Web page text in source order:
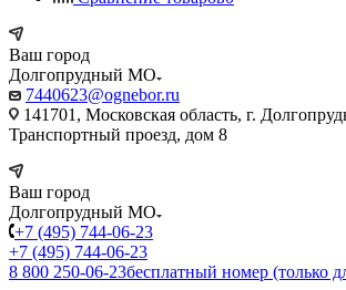
Ваш город
Долгопрудный МО
7440623@ognebor.ru
141701, Московская область, г.
Транспортный проезд, дом 8
Ваш город
Долгопрудный МО
+7 (495) 744-06-23
+7 (495) 744-06-23
8 800 250-06-23бесплатный номер (только